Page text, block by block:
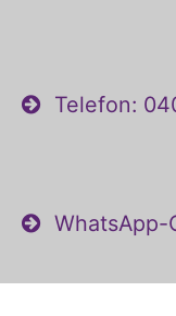
Telefon:
WhatsApp-